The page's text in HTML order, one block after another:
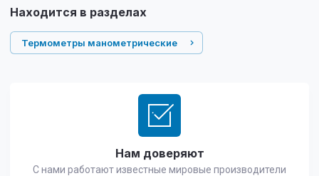
Находится в разделах
Термометры манометрические
Нам доверяют
С нами работают известные мировые производители